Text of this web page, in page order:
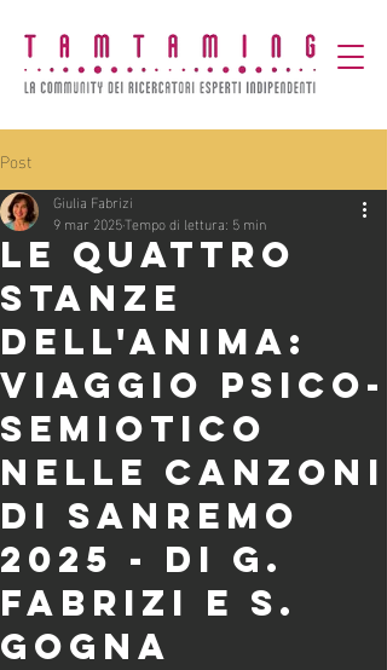
Post
Le quattro
stanze
dell'anima:
viaggio psico-
semiotico
nelle canzoni
di Sanremo
2025 - di G.
Fabrizi e S.
Gogna
Giulia Fabrizi
9 mar 2025Tempo di lettura: 5 min